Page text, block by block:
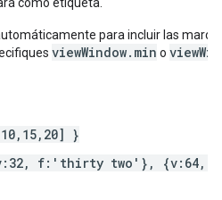
para incluir las
viewWindow.min o
}
f:'thirty two'}, {v:64,